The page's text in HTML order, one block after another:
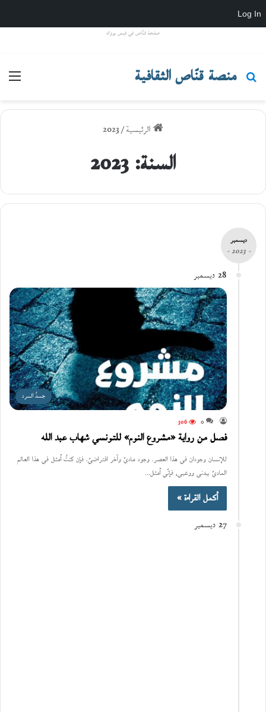
Log In
صفحة قنّاص في فيس بووك
منصة قنّاص الثقافية
بحث عن
الرئيسية/
2023
السنة:2023
ديسمبر
- 2023 -
28 ديسمبر
جسدُ السرد
0
306
فصل من رواية «مشروع النوم» للتونسي شهاب عبد الله
للإنسان وجودان في هذا العصر. وجود ماديّ وآخر افتراضيّ. فإن كنتُ أمثل في هذا العالم
الماديّ ببدني ووعيي، فإنّي أمثل…
أكمل القراءة »
27 ديسمبر